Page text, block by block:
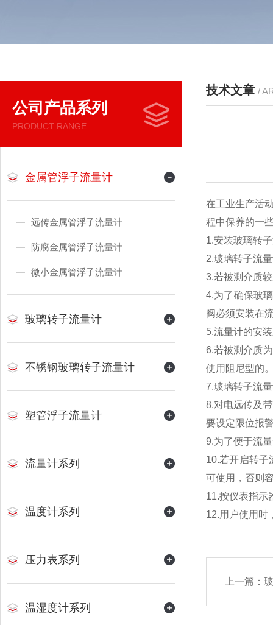
公司产品系列
PRODUCT RANGE
金属管浮子流量计
远传金属管浮子流量计
防腐金属管浮子流量计
微小金属管浮子流量计
玻璃转子流量计
不锈钢玻璃转子流量计
塑管浮子流量计
流量计系列
温度计系列
压力表系列
温湿度计系列
技术文章 /
在工业生产活
程中保养的一
1.安装玻璃转
2.玻璃转子流
3.若被測介质
4.为了确保玻
阀必须安装在
5.流量计的安
6.若被測介质
使用阻尼型的
7.玻璃转子流
8.对电远传及
要设定限位报
9.为了便于流
10.若开启转子
可使用，否则
11.按仪表指示
12.用户使用时
上一篇：